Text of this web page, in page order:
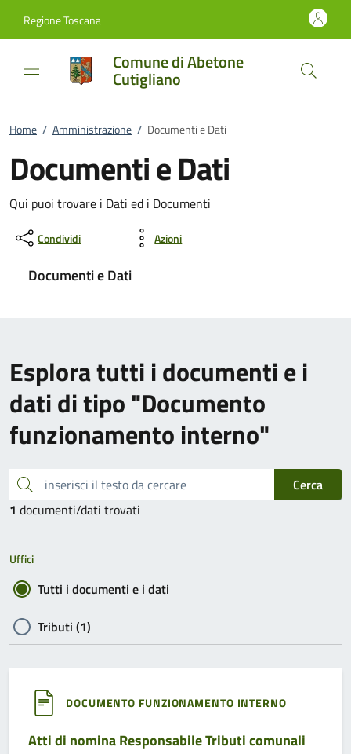
Regione Toscana
Comune di Abetone
Cutigliano
Home / Amministrazione / Documenti e Dati
Documenti e Dati
Qui puoi trovare i Dati ed i Documenti
Condividi Azioni
Documenti e Dati
Esplora tutti i documenti e i
dati di tipo "Documento
funzionamento interno"
inserisci il testo da cercare
Cerca
1 documenti/dati trovati
Uffici
Tutti i documenti e i dati
Tributi (1)
DOCUMENTO FUNZIONAMENTO INTERNO
Atti di nomina Responsabile Tributi comunali